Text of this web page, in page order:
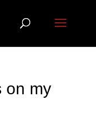
on my